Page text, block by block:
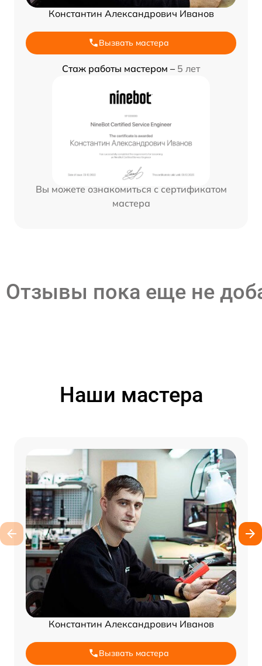
Константин Александрович Иванов
Вызвать мастера
Стаж работы мастером – 5 лет
Вы можете ознакомиться с сертификатом
мастера
Отзывы пока еще не
Наши мастера
Константин Александрович Иванов
Вызвать мастера